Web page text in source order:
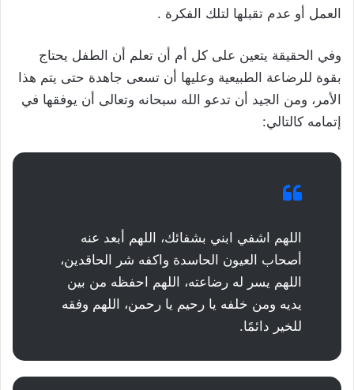
العمل أو عدم تقبلها لتلك الفكرة .
وفي الحقيقة يتعين على كل أم أن تعلم أن الطفل يحتاج
بقوة للرضاعة الطبيعية وعليها أن تسعى جاهدة حتى يتم هذا
الأمر، ومن الجيد أن تدعو الله سبحانه وتعالى أن يوفقها في
إتمامه كالتالي:
اللهم اشفي ابني بشفائك، اللهم أبعد عنه
أصحاب العيون الحاسدة واكفه شر الحاقدين،
اللهم يسر له رضاعته، اللهم احفظه من بين
يديه ومن خلفه يا رحيم يا رحمن، اللهم وفقه
للخير دائمًا.